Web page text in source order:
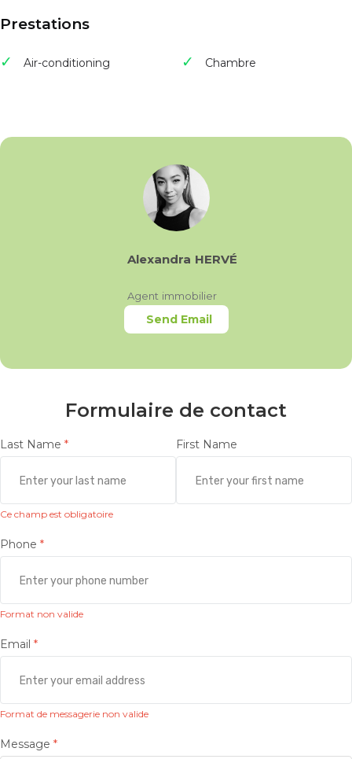
Prestations
Air-conditioning Chambre
Alexandra HERVÉ
Agent immobilier
Send Email
Formulaire de contact
Last Name
Ce champ est obligatoire
First Name
Phone
Format non valide
Email
Format de messagerie non valide
Message